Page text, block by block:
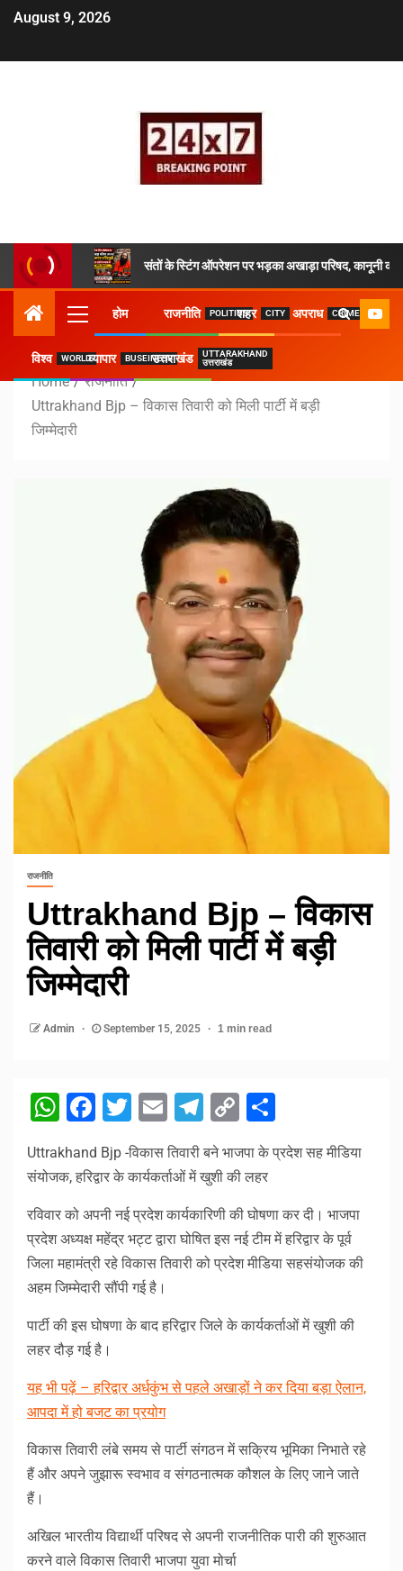
August 9, 2026
संतों के स्टिंग ऑपरेशन पर भड़का अखाड़ा परिषद, कानूनी
होम राजनीति POLITICSशहर CITY अपराध CRIME
विश्व WORLDव्यापार BUSEINESSउत्तराखंड
UTTARAKHAND
उत्तराखंड
Home
राजनीति
Uttrakhand Bjp – विकास तिवारी को मिली पार्टी में बड़ी
जिम्मेदारी
राजनीति
Uttrakhand Bjp – विकास
तिवारी को मिली पार्टी में बड़ी
जिम्मेदारी
Admin September 15, 2025 1 min read
WhatsApp
Facebook
Twitter
EmailTelegram
Copy
Link
Uttrakhand Bjp -विकास तिवारी बने भाजपा के प्रदेश सह मीडिया
संयोजक, हरिद्वार के कार्यकर्ताओं में खुशी की लहर
रविवार को अपनी नई प्रदेश कार्यकारिणी की घोषणा कर दी। भाजपा
प्रदेश अध्यक्ष महेंद्र भट्ट द्वारा घोषित इस नई टीम में हरिद्वार के पूर्व
जिला महामंत्री रहे विकास तिवारी को प्रदेश मीडिया सहसंयोजक की
अहम जिम्मेदारी सौंपी गई है।
पार्टी की इस घोषणा के बाद हरिद्वार जिले के कार्यकर्ताओं में खुशी की
लहर दौड़ गई है।
यह भी पढ़ें – हरिद्वार अर्धकुंभ से पहले अखाड़ों ने कर दिया बड़ा ऐलान,
आपदा में हो बजट का प्रयोग
विकास तिवारी लंबे समय से पार्टी संगठन में सक्रिय भूमिका निभाते रहे
हैं और अपने जुझारू स्वभाव व संगठनात्मक कौशल के लिए जाने जाते
हैं।
अखिल भारतीय विद्यार्थी परिषद से अपनी राजनीतिक पारी की शुरुआत
करने वाले विकास तिवारी भाजपा युवा मोर्चा